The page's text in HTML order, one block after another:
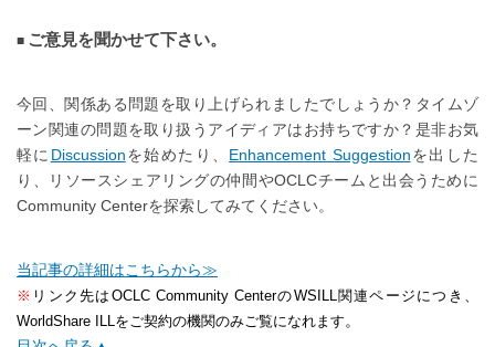
ご意見を聞かせて下さい。
今回、関係ある問題を取り上げられましたでしょうか？タイムゾ
ーン関連の問題を取り扱うアイディアはお持ちですか？是非お気
軽に Discussionを始めたり、 Enhancement Suggestionを出した
り、リソースシェアリングの仲間やOCLCチームと出会うために
Community Centerを探索してみてください。
当記事の詳細はこちらから≫
※ リンク先はOCLC Community CenterのWSILL関連ページにつき、
WorldShare ILLをご契約の機関のみご覧になれます 。